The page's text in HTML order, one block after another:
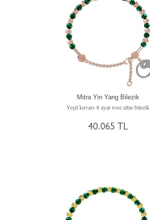
Mitra Yin Yang Bilezik
Yeşil kuvars 8 ayar rose altın bilezik
40.065 TL